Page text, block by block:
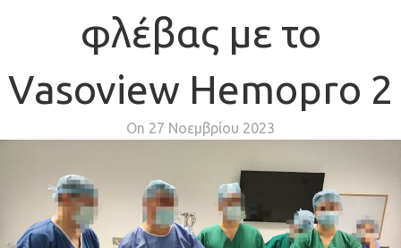
φλέβας με το
Vasoview Hemopro 2
On 27 Νοεμβρίου 2023